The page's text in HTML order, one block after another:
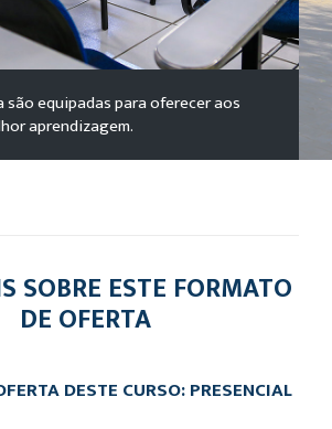
são equipadas para oferecer aos
aprendizagem.
SOBRE ESTE FORMATO
DE OFERTA
DESTE CURSO: PRESENCIAL